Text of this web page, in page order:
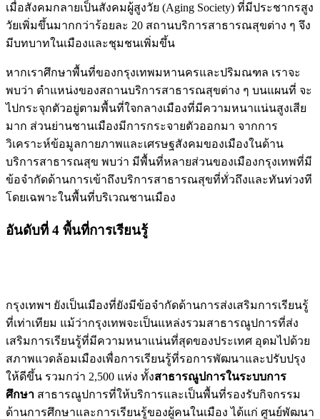
เมื่อสังคมกลายเป็นสังคมผู้สูงวัย (Aging Society) ที่มีประชากรสูง
วัยเพิ่มขึ้นมากกว่าร้อยละ 20 สถานบริการสาธารณสุขต่าง ๆ จึง
มีบทบาทในเมืองและชุมชนเพิ่มขึ้น
หากเราศึกษาพื้นที่ของกรุงเทพมหานครและปริมณฑล เราจะ
พบว่า ตำแหน่งของสถานบริการสาธารณสุขต่าง ๆ บนแผนที่ จะ
ไปกระจุกตัวอยู่ตามพื้นที่ใจกลางเมืองที่มีความหนาแน่นสูงเสีย
มาก ส่วนย่านชานเมืองมีการกระจายตัวออกมา จากการ
วิเคราะห์ข้อมูลกายภาพและเศรษฐสังคมของเมืองในด้าน
บริการสาธารณสุข พบว่า มีพื้นที่หลายส่วนของเมืองกรุงเทพที่มี
ข้อจำกัดด้านการเข้าถึงบริการสาธารณสุขที่ทั่วถึงและทันท่วงที
โดยเฉพาะในพื้นที่บริเวณชานเมือง
อันดับที่ 4 พื้นที่การเรียนรู้
กรุงเทพฯ ยังเป็นเมืองที่ยังมีข้อจำกัดด้านการส่งเสริมการเรียนรู้
ที่เท่าเทียม แม้ว่ากรุงเทพจะเป็นแหล่งรวมสาธารณูปการที่ส่ง
เสริมการเรียนรู้ที่มีความหนาแน่นที่สุดของประเทศ อุดมไปด้วย
สภาพแวดล้อมเมืองเพื่อการเรียนรู้ที่รอการพัฒนาและปรับปรุง
ให้ดีขึ้น รวมกว่า 2,500 แห่ง ทั้งสาธารณูปการในระบบการ
ศึกษา สาธารณูปการที่ให้บริการและเป็นพื้นที่รองรับกิจกรรม
ด้านการศึกษาและการเรียนรู้ของผู้คนในเมือง ได้แก่ ศูนย์พัฒนา